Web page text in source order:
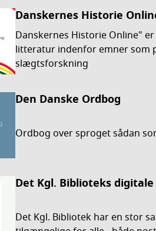
Danskernes Historie
Danskernes Historie Online"
litteratur indenfor emner som
slægtsforskning
Den Danske Ordbog
Ordbog over sproget sådan
Det Kgl. Biblioteks
Det Kgl. Bibliotek har en stor